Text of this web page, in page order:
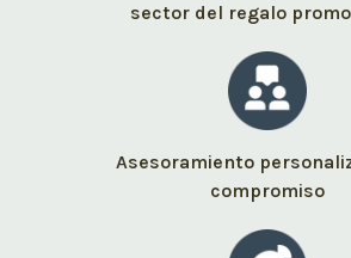
sector del regalo
Asesoramiento
compromiso